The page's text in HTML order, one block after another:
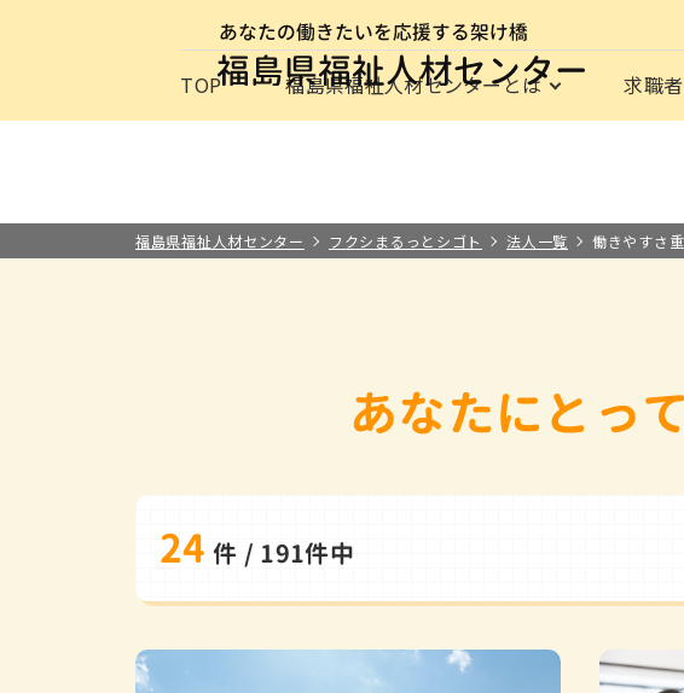
TOP 福島県福祉人材センターとは 求職
福島県福祉人材センター フクシまるっとシゴト 法人一覧 働きやすさ
あなたにとって
24 件 / 191件中